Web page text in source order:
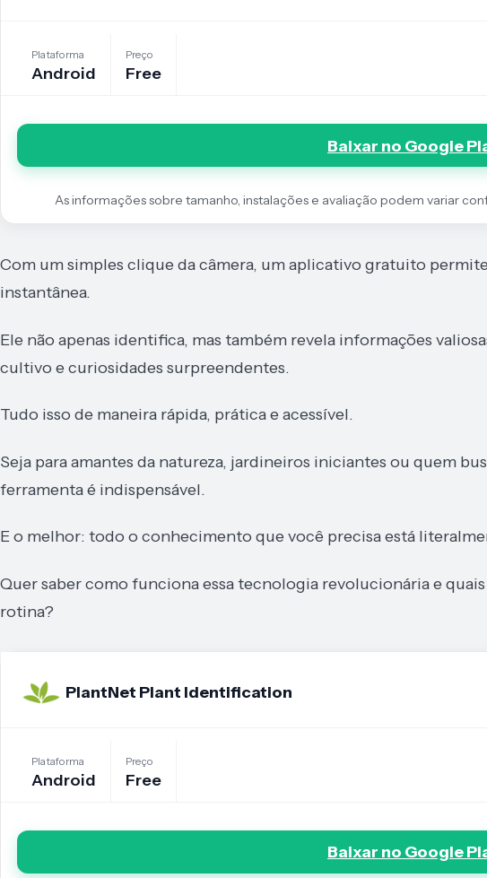
Plataforma
Android
Preço
Free
Baixar no Google
As informações sobre tamanho, instalações e avaliação podem variar
Com um simples clique da câmera, um aplicativo gratuito
instantânea.
Ele não apenas identifica, mas também revela informações
cultivo e curiosidades surpreendentes.
Tudo isso de maneira rápida, prática e acessível.
Seja para amantes da natureza, jardineiros iniciantes ou quem
ferramenta é indispensável.
E o melhor: todo o conhecimento que você precisa está
Quer saber como funciona essa tecnologia revolucionária e
rotina?
PlantNet Plant Identification
Plataforma
Android
Preço
Free
Baixar no Google